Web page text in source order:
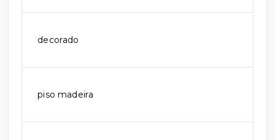
decorado
piso madeira